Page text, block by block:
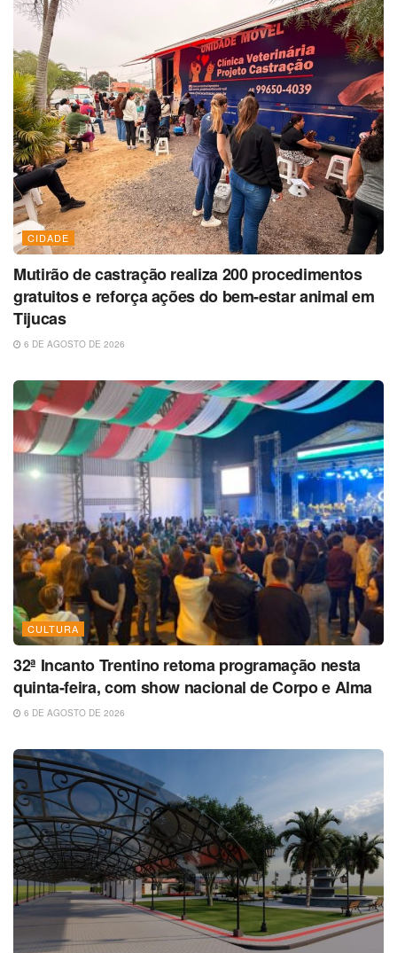
CIDADE
Mutirão de castração realiza 200 procedimentos
gratuitos e reforça ações do bem-estar animal em
Tijucas
6 DE AGOSTO DE 2026
CULTURA
32ª Incanto Trentino retoma programação nesta
quinta-feira, com show nacional de Corpo e Alma
6 DE AGOSTO DE 2026